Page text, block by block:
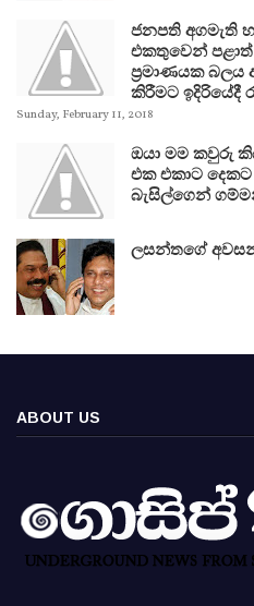
ජනපති අගමැති
එකතුවෙන් පළාත්
ප්‍රමාණයක බලය
කිරීමට ඉදිරියේදී
Sunday, February 11, 2018
ඔයා මම කවුරු
එක එකාට
බැසිල්ගෙන්
ලසන්තගේ
ABOUT US